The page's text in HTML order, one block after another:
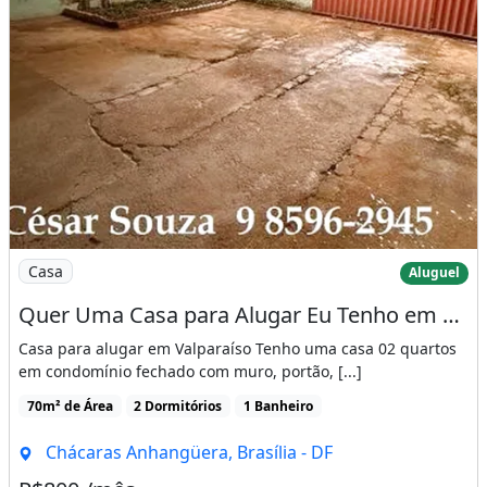
Imagem: Quer Uma Casa para Alugar Eu Tenho em
Casa Aluguel
Quer Uma Casa para Alugar Eu Tenho em Valparaíso na Anhanguera B, Casa Murada e Com
Casa para alugar em Valparaíso Tenho uma casa 02 quartos
em condomínio fechado com muro, portão, [...]
70m² de Área 2 Dormitórios 1 Banheiro
Chácaras Anhangüera, Brasília - DF